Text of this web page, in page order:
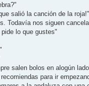
salió la canción de la roja!"
Todavía nos siguen
lo que gustes"
salen bolos en alogún
para ir